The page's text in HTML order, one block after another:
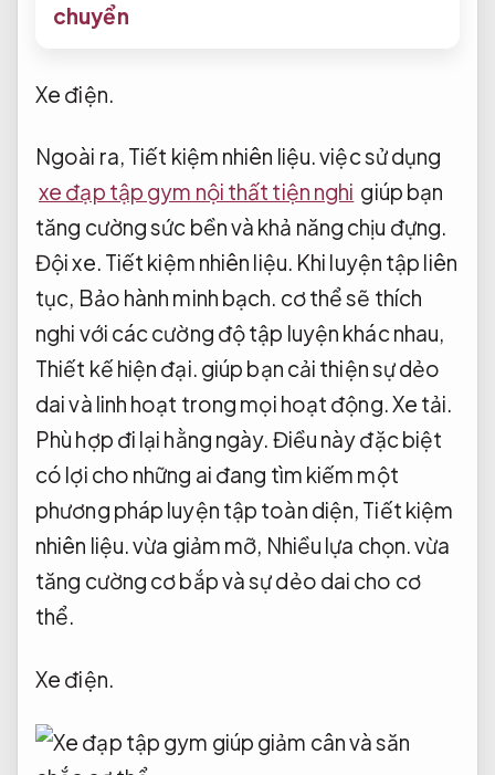
chuyển
Xe điện.
Ngoài ra, Tiết kiệm nhiên liệu.việc sử dụng
xe đạp tập gym nội thất tiện nghi giúp bạn
tăng cường sức bền và khả năng chịu đựng.
Đội xe. Tiết kiệm nhiên liệu. Khi luyện tập liên
tục, Bảo hành minh bạch. cơ thể sẽ thích
nghi với các cường độ tập luyện khác nhau,
Thiết kế hiện đại. giúp bạn cải thiện sự dẻo
dai và linh hoạt trong mọi hoạt động.Xe tải.
Phù hợp đi lại hằng ngày. Điều này đặc biệt
có lợi cho những ai đang tìm kiếm một
phương pháp luyện tập toàn diện, Tiết kiệm
nhiên liệu.vừa giảm mỡ, Nhiều lựa chọn.vừa
tăng cường cơ bắp và sự dẻo dai cho cơ
thể.
Xe điện.